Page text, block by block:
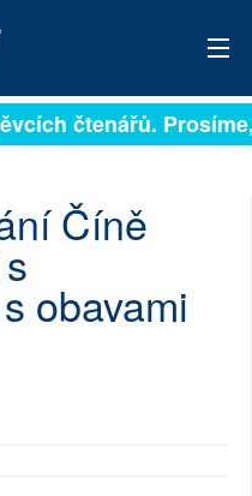
čtenářů.
Číně
obavami